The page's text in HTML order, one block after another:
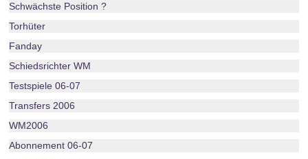
Schwächste Position ?
Torhüter
Fanday
Schiedsrichter WM
Testspiele 06-07
Transfers 2006
WM2006
Abonnement 06-07